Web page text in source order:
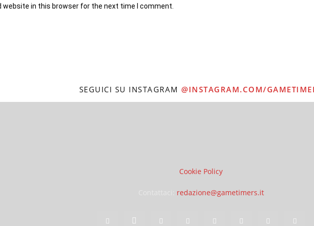
website in this browser for the next time I comment.
SEGUICI SU INSTAGRAM @INSTAGRAM.COM/
Cookie Policy
redazione@gametimers.it